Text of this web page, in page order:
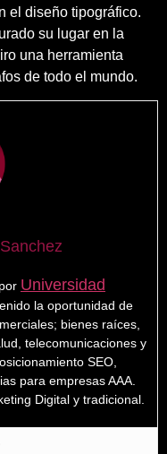
el diseño tipográfico.
su lugar en la
una herramienta
de todo el mundo.
Universidad
la oportunidad de
bienes raíces,
telecomunicaciones y
SEO,
para empresas AAA.
Digital y tradicional.